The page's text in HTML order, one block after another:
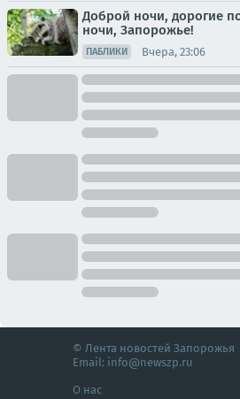
Доброй ночи, дорогие
ночи, Запорожье!
ПАБЛИКИ Вчера, 23:06
© Лента новостей Запорожья
Email: info@newszp.ru
О нас